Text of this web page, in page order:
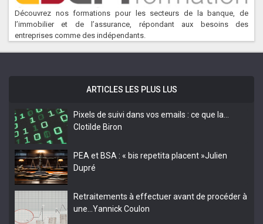
Découvrez nos formations pour les secteurs de la banque, de
l’immobilier et de l’assurance, répondant aux besoins des
entreprises comme des indépendants.
ARTICLES LES PLUS LUS
Pixels de suivi dans vos emails : ce que la…
Clotilde Biron
PEA et BSA : « bis repetita placent »Julien
Dupré
Retraitements à effectuer avant de procéder à
une…Yannick Coulon